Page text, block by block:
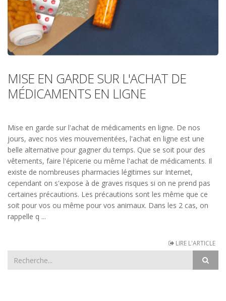
MISE EN GARDE SUR L'ACHAT DE
MÉDICAMENTS EN LIGNE
Mise en garde sur l'achat de médicaments en ligne. De nos
jours, avec nos vies mouvementées, l'achat en ligne est une
belle alternative pour gagner du temps. Que se soit pour des
vêtements, faire l'épicerie ou même l'achat de médicaments. Il
existe de nombreuses pharmacies légitimes sur Internet,
cependant on s'expose à de graves risques si on ne prend pas
certaines précautions. Les précautions sont les même que ce
soit pour vos ou même pour vos animaux. Dans les 2 cas, on
rappelle q ...
LIRE L'ARTICLE